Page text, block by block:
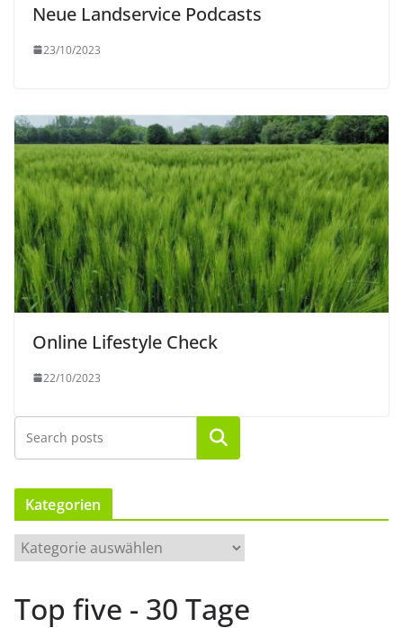
Neue Landservice Podcasts
23/10/2023
Online Lifestyle Check
22/10/2023
Suchen
Kategorien
a
Top five - 30 Tage